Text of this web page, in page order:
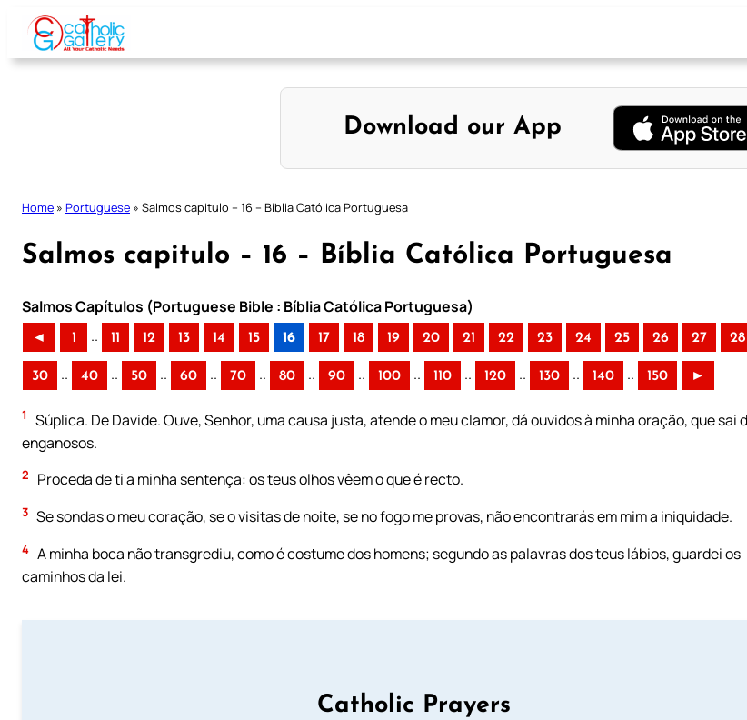
Skip
content
Download our App
Home » Portuguese » Salmos capitulo – 16 – Bíblia Católica Portuguesa
Salmos capitulo – 16 – Bíblia Católica Portuguesa
Salmos Capítulos (Portuguese Bible : Bíblia Católica Portuguesa)
◄ 1 .. 11 12 13 14 15 16 17 18 19 20 21 22 23 24 25 26 27 28
30 .. 40 .. 50 .. 60 .. 70 .. 80 .. 90 .. 100 .. 110 .. 120 .. 130 .. 140 .. 150 ►
1
Súplica. De Davide. Ouve, Senhor, uma causa justa, atende o meu clamor, dá ouvidos à minha oração, que sai
enganosos.
2 Proceda de ti a minha sentença: os teus olhos vêem o que é recto.
3 Se sondas o meu coração, se o visitas de noite, se no fogo me provas, não encontrarás em mim a iniquidade.
4 A minha boca não transgrediu, como é costume dos homens; segundo as palavras dos teus lábios, guardei os
caminhos da lei.
Catholic Prayers